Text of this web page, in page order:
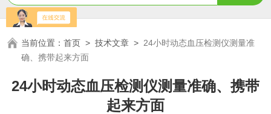
当前位置：首页 >技术文章 > 24小时动态血压检测仪测量准
确、携带起来方面
24小时动态血压检测仪测量准确、携带
起来方面